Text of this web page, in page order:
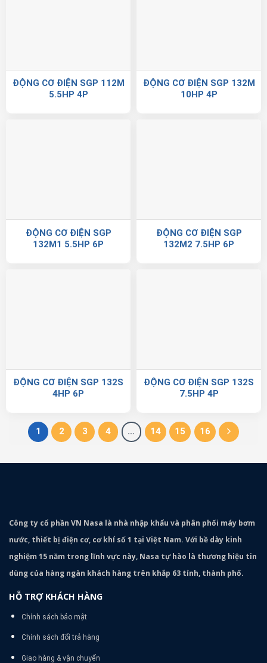
ĐỘNG CƠ ĐIỆN SGP 112M
5.5HP 4P
ĐỘNG CƠ ĐIỆN SGP 132M
10HP 4P
ĐỘNG CƠ ĐIỆN SGP
132M1 5.5HP 6P
ĐỘNG CƠ ĐIỆN SGP
132M2 7.5HP 6P
ĐỘNG CƠ ĐIỆN SGP 132S
4HP 6P
ĐỘNG CƠ ĐIỆN SGP 132S
7.5HP 4P
1 2 3 4 … 14 15 16
Công ty cổ phần VN Nasa là nhà nhập khẩu và phân phối máy bơm
nước, thiết bị điện cơ, cơ khí số 1 tại Việt Nam. Với bề dày kinh
nghiệm 15 năm trong lĩnh vực này, Nasa tự hào là thương hiệu tin
dùng của hàng ngàn khách hàng trên khắp 63 tỉnh, thành phố.
HỖ TRỢ KHÁCH HÀNG
Chính sách bảo mật
Chính sách đổi trả hàng
Giao hàng & vận chuyển